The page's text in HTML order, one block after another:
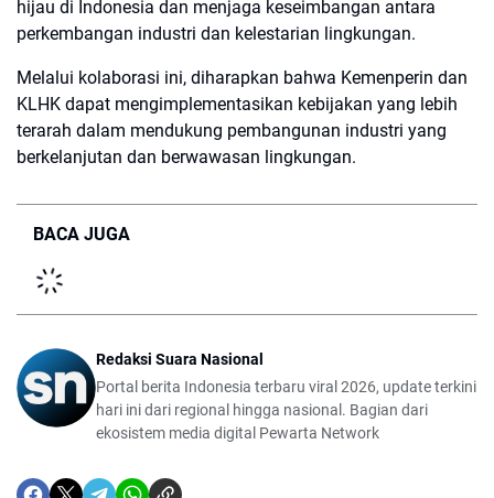
hijau di Indonesia dan menjaga keseimbangan antara
perkembangan industri dan kelestarian lingkungan.
Melalui kolaborasi ini, diharapkan bahwa Kemenperin dan
KLHK dapat mengimplementasikan kebijakan yang lebih
terarah dalam mendukung pembangunan industri yang
berkelanjutan dan berwawasan lingkungan.
BACA JUGA
Redaksi Suara Nasional
Portal berita Indonesia terbaru viral 2026, update terkini
hari ini dari regional hingga nasional. Bagian dari
ekosistem media digital Pewarta Network